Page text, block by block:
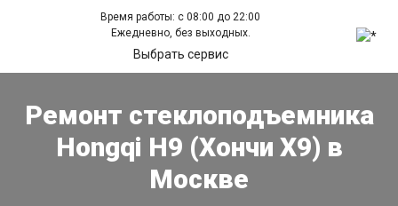
Время работы: с 08:00 до 22:00
Ежедневно, без выходных.
Выбрать сервис
Ремонт стеклоподъемника
Hongqi H9 (Хончи Х9) в
Москве